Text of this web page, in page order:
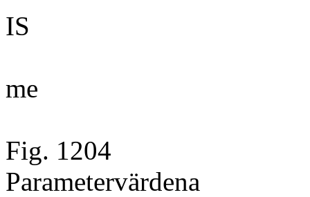
IS
me
Fig. 1204
Parametervärdena